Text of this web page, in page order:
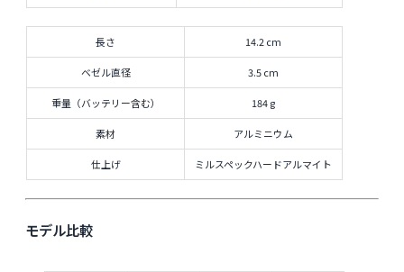
長さ 14.2 cm
ベゼル直径 3.5 cm
重量（バッテリー含む） 184 g
素材 アルミニウム
仕上げ ミルスペックハードアルマイト
モデル比較